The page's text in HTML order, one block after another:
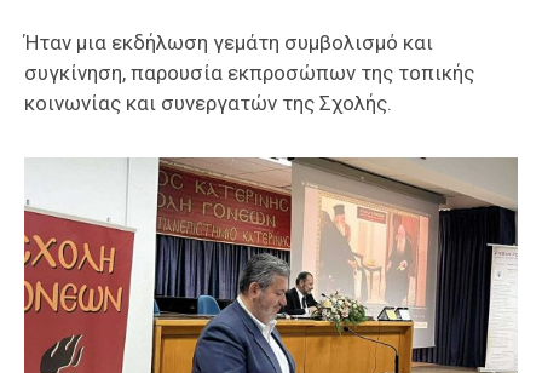
Ήταν μια εκδήλωση γεμάτη συμβολισμό και
συγκίνηση, παρουσία εκπροσώπων της τοπικής
κοινωνίας και συνεργατών της Σχολής.